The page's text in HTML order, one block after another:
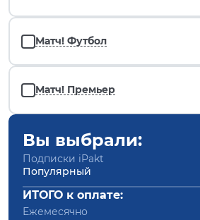
Матч! Футбол
Матч! Премьер
Вы выбрали:
Подписки iPakt
Популярный
ИТОГО к оплате:
Ежемесячно